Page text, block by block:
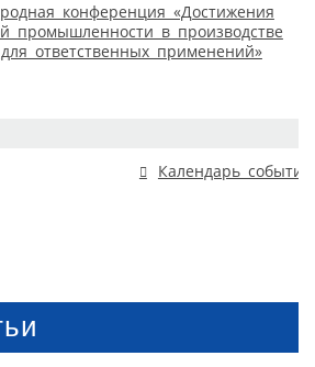
конференция «Достижения
промышленности в производстве
ответственных применений»
Календарь событий